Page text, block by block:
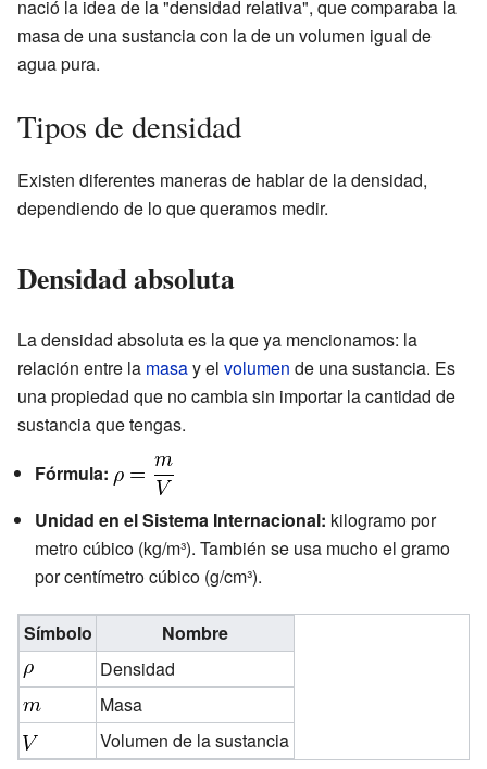
nació la idea de la "densidad relativa", que comparaba la
masa de una sustancia con la de un volumen igual de
agua pura.
Tipos de densidad
Existen diferentes maneras de hablar de la densidad,
dependiendo de lo que queramos medir.
Densidad absoluta
La densidad absoluta es la que ya mencionamos: la
relación entre la masay el volumen de una sustancia. Es
una propiedad que no cambia sin importar la cantidad de
sustancia que tengas.
Fórmula:
Unidad en el Sistema Internacional: kilogramo por
metro cúbico (kg/m³). También se usa mucho el gramo
por centímetro cúbico (g/cm³).
Símbolo
Nombre
Densidad
Masa
Volumen de la sustancia